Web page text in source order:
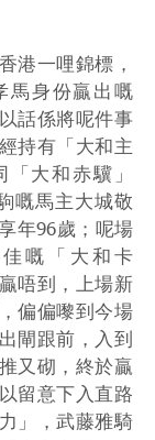
港一哩錦標，
馬身份贏出嘅
話係將呢件事
持有「大和主
「大和赤驥」
嘅馬主大城敬
年96歲；呢場
嘅「大和卡
唔到，上場新
偏偏嚟到今場
閘跟前，入到
又砌，終於贏
留意下入直路
」，武藤雅騎